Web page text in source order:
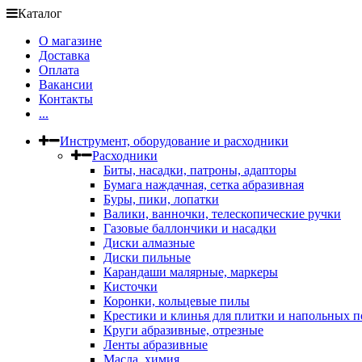
Каталог
О магазине
Доставка
Оплата
Вакансии
Контакты
...
Инструмент, оборудование и расходники
Расходники
Биты, насадки, патроны, адапторы
Бумага наждачная, сетка абразивная
Буры, пики, лопатки
Валики, ванночки, телескопические ручки
Газовые баллончики и насадки
Диски алмазные
Диски пильные
Карандаши малярные, маркеры
Кисточки
Коронки, кольцевые пилы
Крестики и клинья для плитки и напольных
Круги абразивные, отрезные
Ленты абразивные
Масла, химия